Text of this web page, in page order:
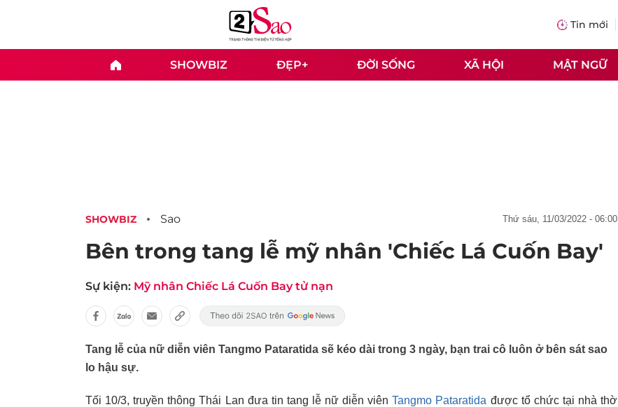
Tin mới
SHOWBIZ ĐẸP+ ĐỜI SỐNG XÃ HỘI MẬT NGỮ
SHOWBIZ Sao thứ sáu, 11/03/2022 - 06:00
Bên trong tang lễ mỹ nhân 'Chiếc Lá Cuốn Bay'
Sự kiện: Mỹ nhân Chiếc Lá Cuốn Bay tử nạn
Tang lễ của nữ diễn viên Tangmo Pataratida sẽ kéo dài trong 3 ngày, bạn trai cô luôn ở bên sát sao
lo hậu sự.
Tối 10/3, truyền thông Thái Lan đưa tin tang lễ nữ diễn viênTangmo Pataratida được tổ chức tại nhà thờ